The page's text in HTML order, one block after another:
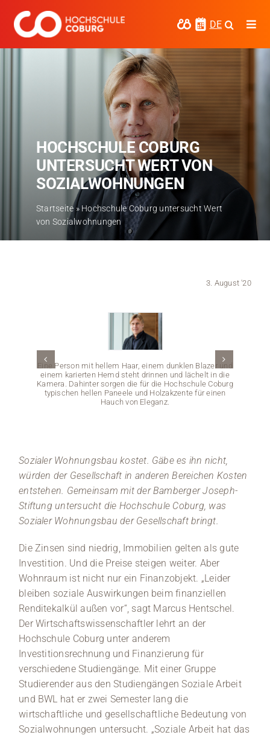
Inhalt
springen
DE
Hochschule Coburg
Regionalentwicklung
Entdecke die Region
Informationen für …
News
Veranstaltungen
HOCHSCHULE COBURG
UNTERSUCHT WERT VON
SOZIALWOHNUNGEN
Startseite » Hochschule Coburg untersucht Wert
von Sozialwohnungen
3. August '20
Eine Person mit hellem Haar, einem dunklen Blazer und
einem karierten Hemd steht drinnen und lächelt in die
Kamera. Dahinter sorgen die für die Hochschule Coburg
typischen hellen Paneele und Holzakzente für einen
Hauch von Eleganz.
Sozialer Wohnungsbau kostet. Gäbe es ihn nicht,
würden der Gesellschaft in anderen Bereichen Kosten
entstehen. Gemeinsam mit der Bamberger Joseph-
Stiftung untersucht die Hochschule Coburg, was
Sozialer Wohnungsbau der Gesellschaft bringt.
Die Zinsen sind niedrig, Immobilien gelten als gute
Investition. Und die Preise steigen weiter. Aber
Wohnraum ist nicht nur ein Finanzobjekt. „Leider
bleiben soziale Auswirkungen beim finanziellen
Renditekalkül außen vor“, sagt Marcus Hentschel.
Der Wirtschaftswissenschaftler lehrt an der
Hochschule Coburg unter anderem
Investitionsrechnung und Finanzierung für
verschiedene Studiengänge. Mit einer Gruppe
Studierender aus den Studiengängen Soziale Arbeit
und BWL hat er zwei Semester lang die
wirtschaftliche und gesellschaftliche Bedeutung von
Sozialwohnungen untersucht. „Soziale Arbeit hat das